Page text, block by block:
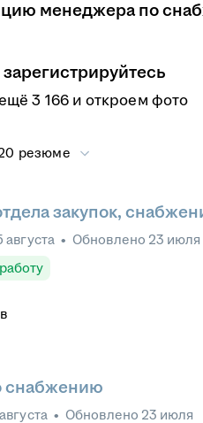
менеджера по
3 166 и откроем фото
резюме
закупок,
августа • Обновлено 23 июля
снабжению
• Обновлено 23 июля